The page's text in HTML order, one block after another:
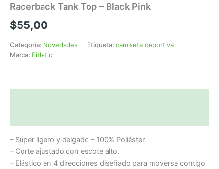
Racerback Tank Top – Black Pink
$55,00
Categoría: Novedades Etiqueta: camiseta deportiva
Marca: Fitletic
– Súper ligero y delgado – 100% Poliéster
– Corte ajustado con escote alto.
– Elástico en 4 direcciones diseñado para moverse contigo